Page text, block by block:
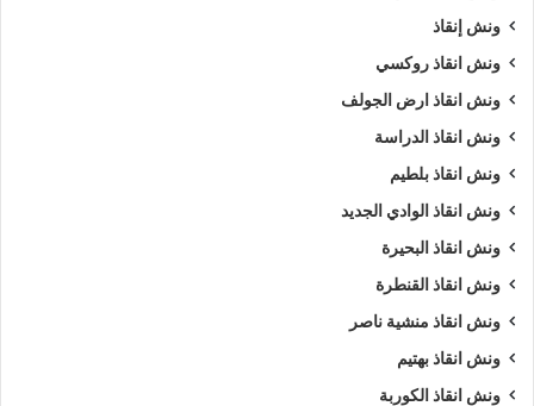
ونش إنقاذ
ونش انقاذ روكسي
ونش انقاذ ارض الجولف
ونش انقاذ الدراسة
ونش انقاذ بلطيم
ونش انقاذ الوادي الجديد
ونش انقاذ البحيرة
ونش انقاذ القنطرة
ونش انقاذ منشية ناصر
ونش انقاذ بهتيم
ونش انقاذ الكوربة